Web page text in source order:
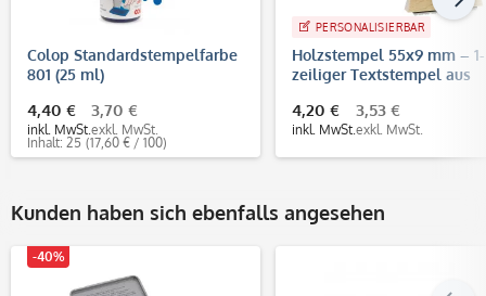
Colop Standardstempelfarbe
801 (25 ml)
4,40 €
inkl. MwSt.
3,70 €
exkl. MwSt.
Inhalt: 25 (17,60 € / 100)
PERSONALISIERBAR
Holzstempel 55x9 mm – 1-
zeiliger Textstempel aus
4,20 €
inkl. MwSt.
3,53 €
exkl. MwSt.
Kunden haben sich ebenfalls angesehen
-40%